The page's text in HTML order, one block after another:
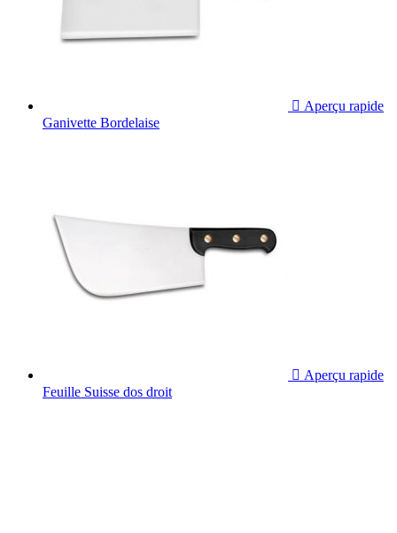
 Aperçu rapide
Ganivette Bordelaise
 Aperçu rapide
Feuille Suisse dos droit